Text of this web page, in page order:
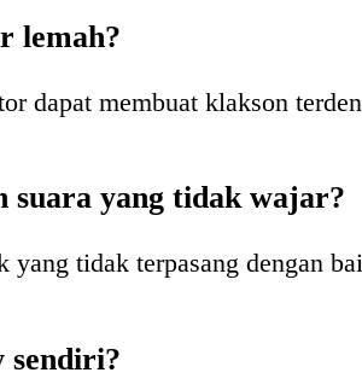
lemah?
dapat membuat klakson
suara yang tidak wajar?
tidak terpasang dengan
sendiri?